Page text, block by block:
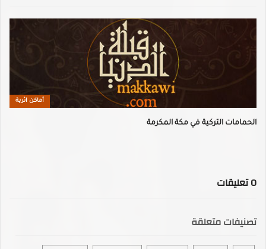
أماكن اثرية
الحمامات التركية في مكة المكرمة
0تعليقات
تصنيفات متعلقة